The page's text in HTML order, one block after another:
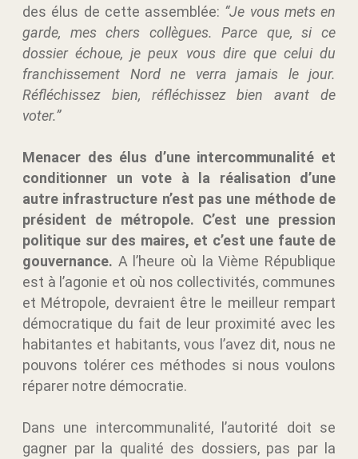
des élus de cette assemblée: “Je vous mets en
garde, mes chers collègues. Parce que, si ce
dossier échoue, je peux vous dire que celui du
franchissement Nord ne verra jamais le jour.
Réfléchissez bien, réfléchissez bien avant de
voter.”
Menacer des élus d’une intercommunalité et
conditionner un vote à la réalisation d’une
autre infrastructure n’est pas une méthode de
président de métropole. C’est une pression
politique sur des maires, et c’est une faute de
gouvernance. A l’heure où la Vième République
est à l’agonie et où nos collectivités, communes
et Métropole, devraient être le meilleur rempart
démocratique du fait de leur proximité avec les
habitantes et habitants, vous l’avez dit, nous ne
pouvons tolérer ces méthodes si nous voulons
réparer notre démocratie.
Dans une intercommunalité, l’autorité doit se
gagner par la qualité des dossiers, pas par la